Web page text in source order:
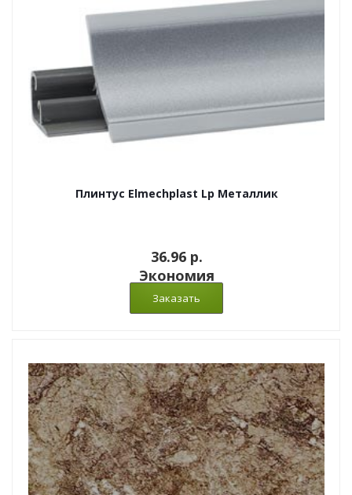
Плинтус Elmechplast Lp Металлик
36.96 p.
Экономия